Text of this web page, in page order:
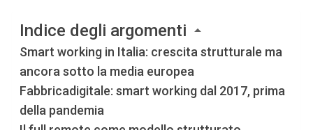
Indice degli argomenti
Smart working in Italia: crescita strutturale ma
ancora sotto la media europea
Fabbricadigitale: smart working dal 2017, prima
della pandemia